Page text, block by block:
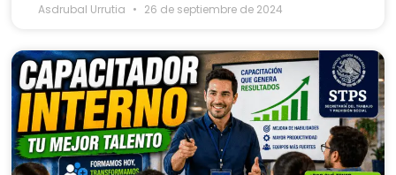
Asdrubal Urrutia 26 de septiembre de 2024